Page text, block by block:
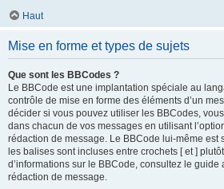
Haut
Mise en forme et types de sujets
Que sont les BBCodes ?
Le BBCode est une implantation spéciale au
contrôle de mise en forme des éléments d’un
décider si vous pouvez utiliser les BBCodes,
dans chacun de vos messages en utilisant
rédaction de message. Le BBCode lui-même est
les balises sont incluses entre crochets [ et ]
d’informations sur le BBCode, consultez le
rédaction de message.